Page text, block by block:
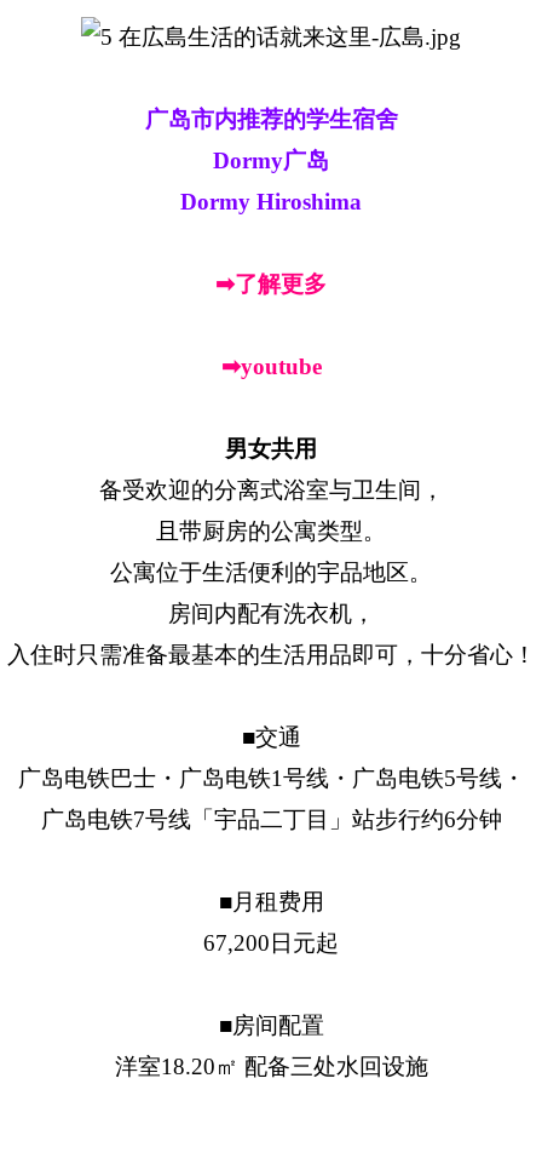
广岛市内推荐的学生宿舍
Dormy广岛
Dormy Hiroshima
➡了解更多
➡youtube
男女共用
备受欢迎的分离式浴室与卫生间，
且带厨房的公寓类型。
公寓位于生活便利的宇品地区。
房间内配有洗衣机，
入住时只需准备最基本的生活用品即可，十分省心！
■交通
广岛电铁巴士・广岛电铁1号线・广岛电铁5号线・
广岛电铁7号线「宇品二丁目」站步行约6分钟
■月租费用
67,200日元起
■房间配置
洋室18.20㎡ 配备三处水回设施